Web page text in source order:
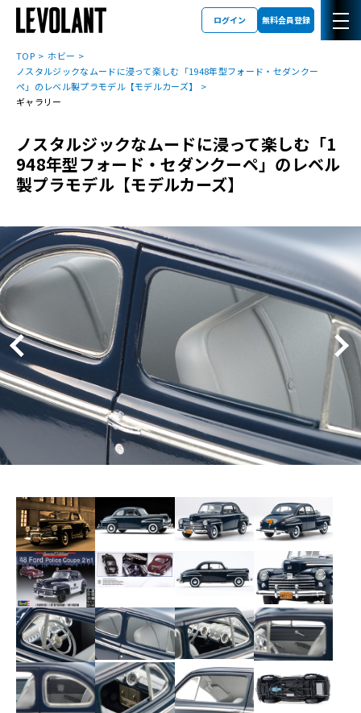
ログイン 無料会員登録
TOP
ホビー
ノスタルジックなムードに浸って楽しむ「1948年型フォード・セダンクー
ペ」のレベル製プラモデル【モデルカーズ】
ギャラリー
ノスタルジックなムードに浸って楽しむ「1
948年型フォード・セダンクーペ」のレベル
製プラモデル【モデルカーズ】